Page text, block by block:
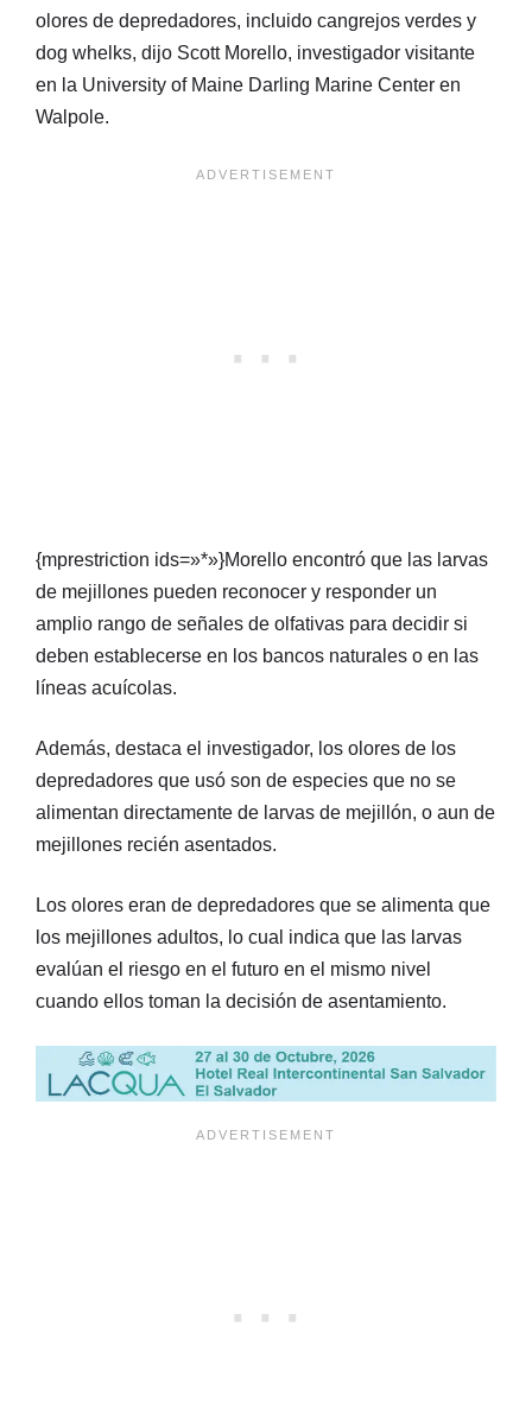
olores de depredadores, incluido cangrejos verdes y
dog whelks, dijo Scott Morello, investigador visitante
en la University of Maine Darling Marine Center en
Walpole.
{mprestriction ids=»*»}Morello encontró que las larvas
de mejillones pueden reconocer y responder un
amplio rango de señales de olfativas para decidir si
deben establecerse en los bancos naturales o en las
líneas acuícolas.
Además, destaca el investigador, los olores de los
depredadores que usó son de especies que no se
alimentan directamente de larvas de mejillón, o aun de
mejillones recién asentados.
Los olores eran de depredadores que se alimenta que
los mejillones adultos, lo cual indica que las larvas
evalúan el riesgo en el futuro en el mismo nivel
cuando ellos toman la decisión de asentamiento.